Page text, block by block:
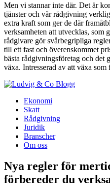
Men vi stannar inte där. Det är
tjänster och vår rådgivning
extra kraft som ger de där
verksamheten att utvecklas, som
rådgivare gör svårbegripliga
till ett fast och överenskommet
bästa rådgivningsföretag och det
växa. Intresserad av att växa som
Blogg
Ekonomi
Skatt
Rådgivning
Juridik
Branscher
Om oss
Nya regler för
förbereder du